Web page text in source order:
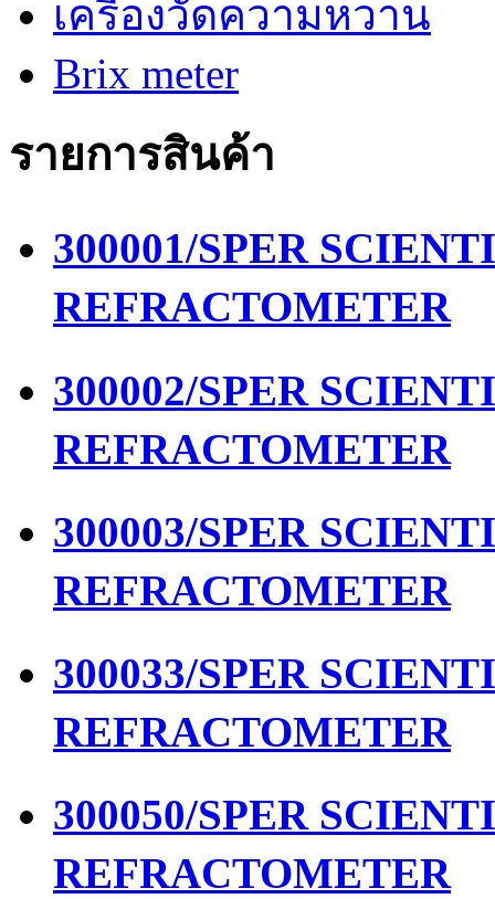
เครื่องวัดความหวาน
Brix meter
รายการสินค้า
300001/SPER
REFRACTOMETER
300002/SPER
REFRACTOMETER
300003/SPER
REFRACTOMETER
300033/SPER
REFRACTOMETER
300050/SPER
REFRACTOMETER